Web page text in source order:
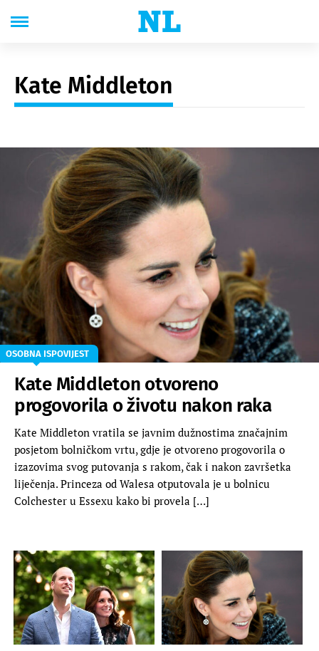
Kate Middleton
OSOBNA ISPOVIJEST
Kate Middleton otvoreno
progovorila o životu nakon raka
Kate Middleton vratila se javnim dužnostima značajnim
posjetom bolničkom vrtu, gdje je otvoreno progovorila o
izazovima svog putovanja s rakom, čak i nakon završetka
liječenja. Princeza od Walesa otputovala je u bolnicu
Colchester u Essexu kako bi provela […]